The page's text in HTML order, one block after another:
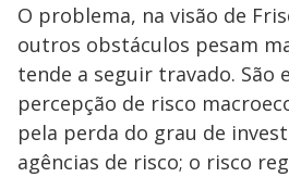
O problema, na visão de
outros obstáculos pesam
tende a seguir travado. São
percepção de risco
pela perda do grau de
agências de risco; o risco